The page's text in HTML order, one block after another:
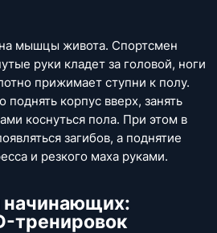
мышцы живота. Спортсмен
руки кладет за головой, ноги
прижимает ступни к полу.
корпус вверх, занять
коснуться пола. При этом в
загибов, а поднятие
и резкого маха руками.
начинающих:
тренировок